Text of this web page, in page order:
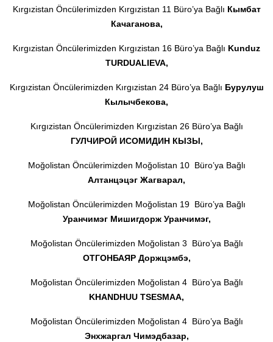
Kırgızistan Öncülerimizden Kırgızistan 11 Büro’ya Bağlı Кымбат
Качаганова,
Kırgızistan Öncülerimizden Kırgızistan 16 Büro’ya Bağlı Kunduz
TURDUALIEVA,
Kırgızistan Öncülerimizden Kırgızistan 24 Büro’ya Bağlı Бурулуш
Кылычбекова,
Kırgızistan Öncülerimizden Kırgızistan 26 Büro’ya Bağlı
ГУЛЧИРОЙ ИСОМИДИН КЫЗЫ,
Moğolistan Öncülerimizden Moğolistan 10 Büro’ya Bağlı
Алтанцэцэг Жагварал,
Moğolistan Öncülerimizden Moğolistan 19 Büro’ya Bağlı
Уранчимэг Мишигдорж Уранчимэг,
Moğolistan Öncülerimizden Moğolistan 3 Büro’ya Bağlı
ОТГОНБАЯР Доржцэмбэ,
Moğolistan Öncülerimizden Moğolistan 4 Büro’ya Bağlı
KHANDHUU TSESMAA,
Moğolistan Öncülerimizden Moğolistan 4 Büro’ya Bağlı
Энхжаргал Чимэдбазар,